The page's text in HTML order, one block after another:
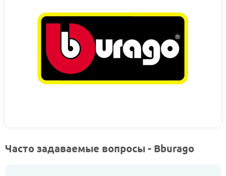
Часто задаваемые вопросы - Bburago